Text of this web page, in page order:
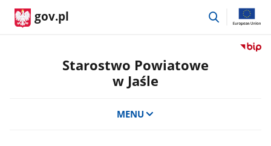
gov.pl
przejdź
Przejdź
Starostwo Powiatowe
w Jaśle
MENU